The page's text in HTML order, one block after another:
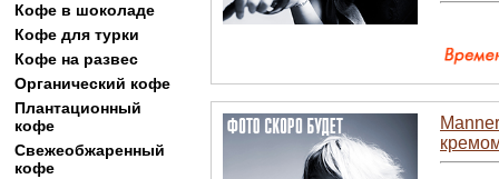
Кофе в шоколаде
Кофе для турки
Кофе на развес
Органический кофе
Плантационный
кофе
Свежеобжаренный
кофе